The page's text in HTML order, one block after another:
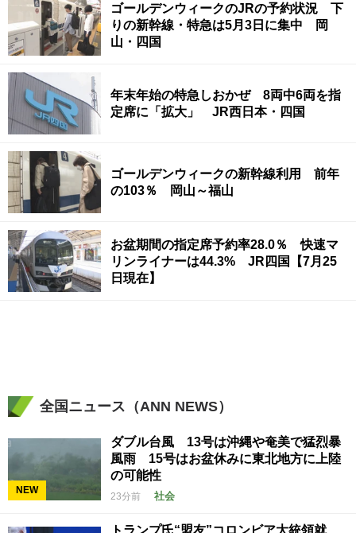
ゴールデンウィークのJRの予約状況 下
りの新幹線・特急は5月3日に集中 岡
山・四国
年末年始の特急しおかぜ 8両中6両を指
定席に「拡大」 JR西日本・四国
ゴールデンウィークの新幹線利用 前年
の103％ 岡山～福山
お盆期間の指定席予約率28.0％ 快速マ
リンライナーは44.3% JR四国【7月25
日現在】
全国ニュース（ANN NEWS）
NEW
ダブル台風 13号は沖縄や奄美で猛烈暴
風雨 15号はお盆休みに東北地方に上陸
の可能性
23分前 社会
トランプ氏“盟友”コロンビア大統領就